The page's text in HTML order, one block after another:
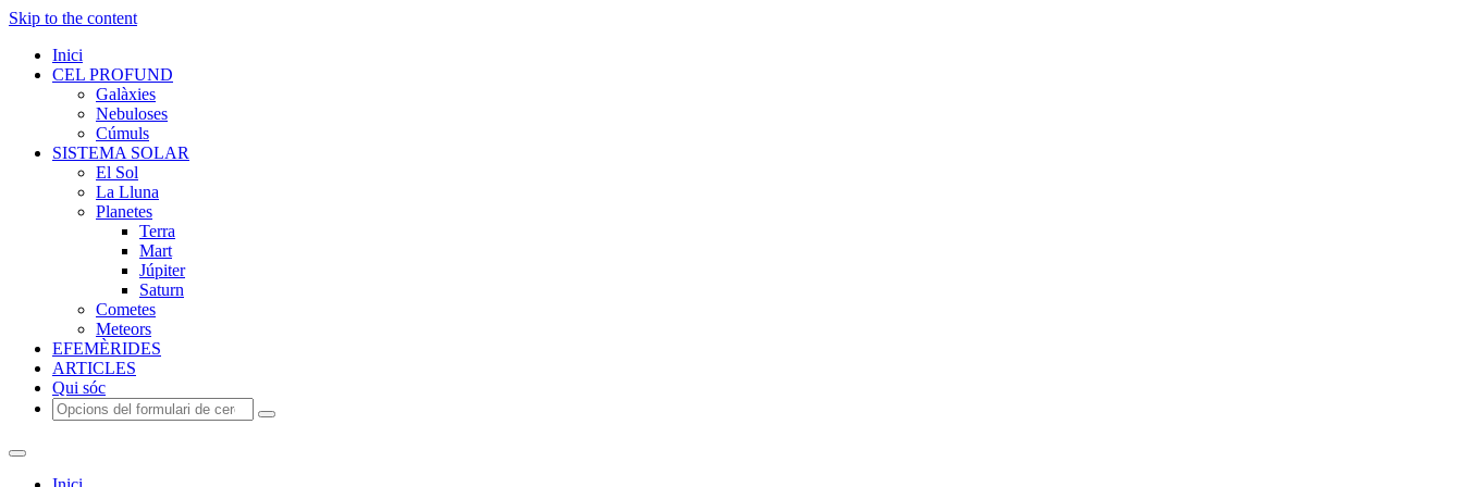
Skip to the content
Inici
CEL PROFUND
Galàxies
Nebuloses
Cúmuls
SISTEMA SOLAR
El Sol
La Lluna
Planetes
Terra
Mart
Júpiter
Saturn
Cometes
Meteors
EFEMÈRIDES
ARTICLES
Qui sóc
Cerca